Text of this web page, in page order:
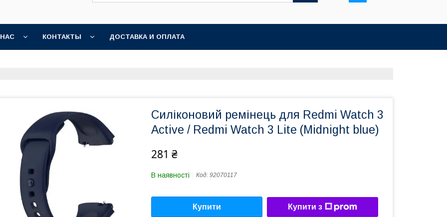
КОНТАКТЫ ДОСТАВКА И ОПЛАТА
Силіконовий ремінець для Redmi Watch 3
Active / Redmi Watch 3 Lite (Midnight blue)
281 ₴
В наявності Код: 92070117
Купити Купити з